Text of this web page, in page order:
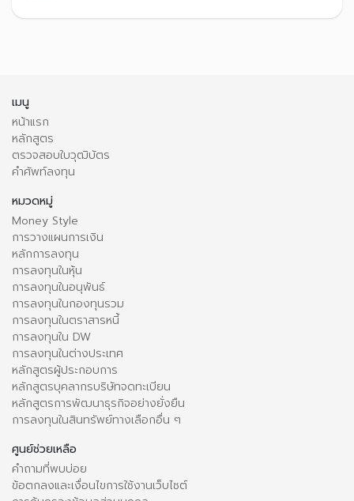
เมนู
หน้าแรก
หลักสูตร
ตรวจสอบใบวุฒิบัตร
คำศัพท์ลงทุน
หมวดหมู่
Money Style
การวางแผนการเงิน
หลักการลงทุน
การลงทุนในหุ้น
การลงทุนในอนุพันธ์
การลงทุนในกองทุนรวม
การลงทุนในตราสารหนี้
การลงทุนใน DW
การลงทุนในต่างประเทศ
หลักสูตรผู้ประกอบการ
หลักสูตรบุคลากรบริษัทจดทะเบียน
หลักสูตรการพัฒนาธุรกิจอย่างยั่งยืน
การลงทุนในสินทรัพย์ทางเลือกอื่น ๆ
ศูนย์ช่วยเหลือ
คำถามที่พบบ่อย
ข้อตกลงและเงื่อนไขการใช้งานเว็บไซต์